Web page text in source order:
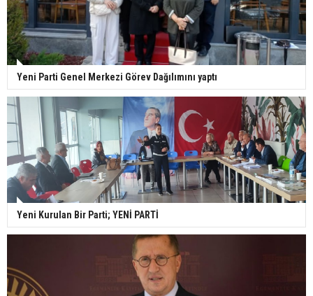
Yeni Parti Genel Merkezi Görev Dağılımını yaptı
Yeni Kurulan Bir Parti; YENİ PARTİ